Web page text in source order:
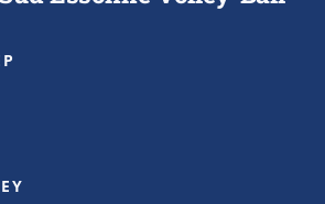
not ...
Ball ESE